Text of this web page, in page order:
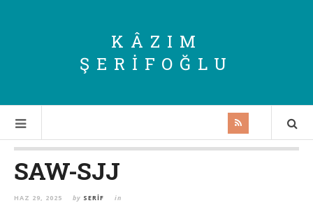
KÂZIM
ŞERIFOĞLU
SAW-SJJ
HAZ 29, 2025 by SERIF in